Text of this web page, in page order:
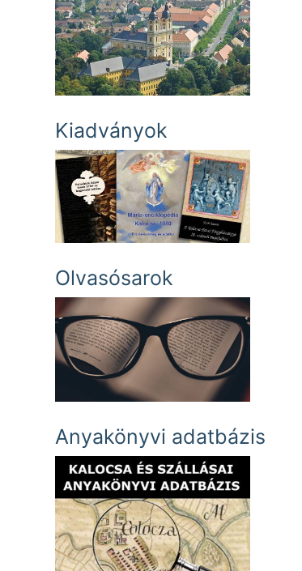
Kiadványok
Olvasósarok
Anyakönyvi adatbázis